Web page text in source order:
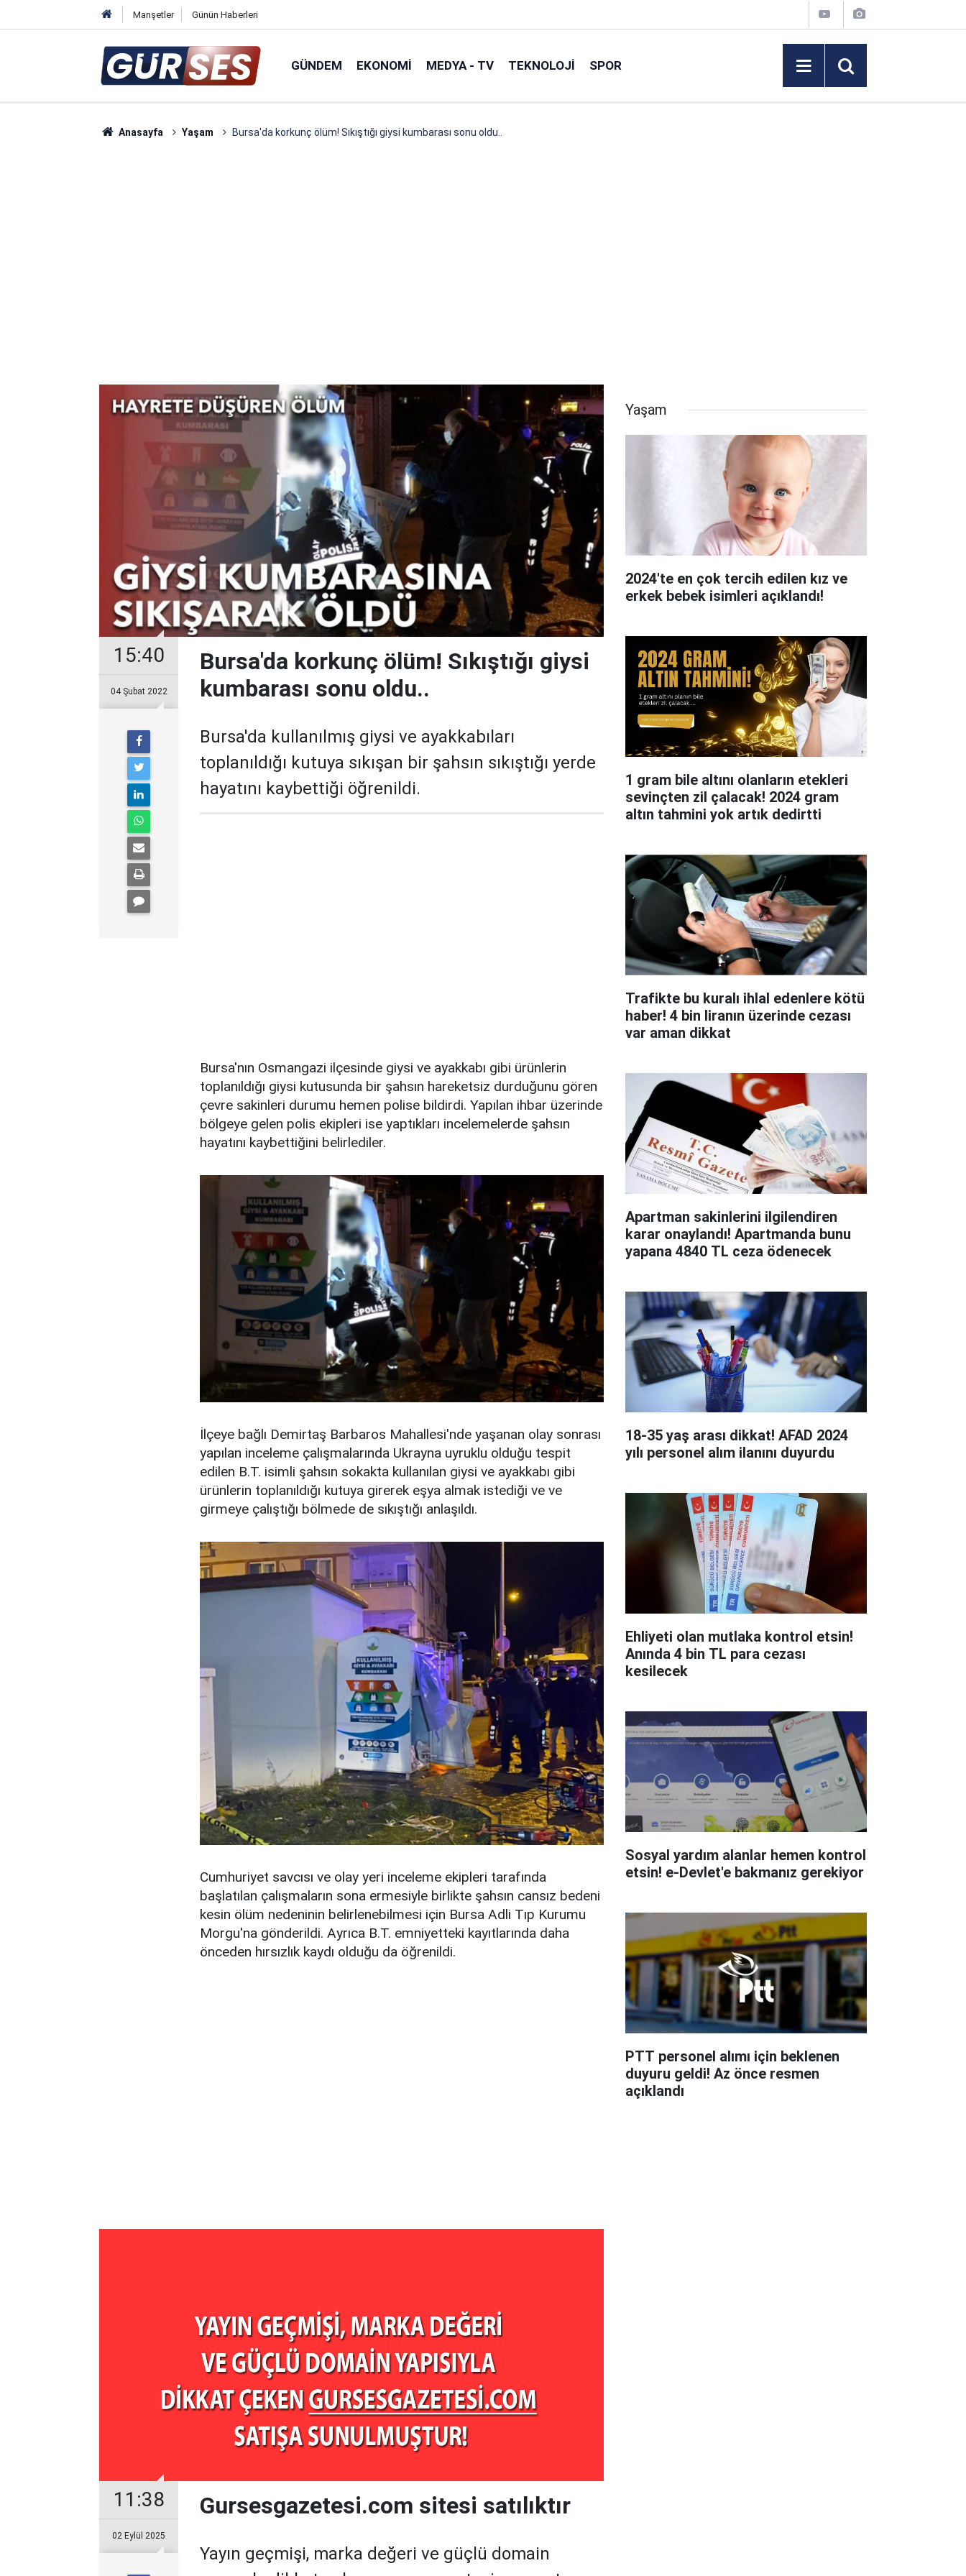
Manşetler Günün Haberleri
GÜNDEM EKONOMI MEDYA - TV TEKNOLOJI SPOR
Anasayfa Yaşam Bursa'da korkunç ölüm! Sıkıştığı giysi kumbarası sonu oldu..
15:40
04 Şubat 2022
Bursa'da korkunç ölüm! Sıkıştığı giysi
kumbarası sonu oldu..
Bursa'da kullanılmış giysi ve ayakkabıları
toplanıldığı kutuya sıkışan bir şahsın sıkıştığı yerde
hayatını kaybettiği öğrenildi.
Bursa'nın Osmangazi ilçesinde giysi ve ayakkabı gibi ürünlerin
toplanıldığı giysi kutusunda bir şahsın hareketsiz durduğunu gören
çevre sakinleri durumu hemen polise bildirdi. Yapılan ihbar üzerinde
bölgeye gelen polis ekipleri ise yaptıkları incelemelerde şahsın
hayatını kaybettiğini belirlediler.
İlçeye bağlı Demirtaş Barbaros Mahallesi'nde yaşanan olay sonrası
yapılan inceleme çalışmalarında Ukrayna uyruklu olduğu tespit
edilen B.T. isimli şahsın sokakta kullanılan giysi ve ayakkabı gibi
ürünlerin toplanıldığı kutuya girerek eşya almak istediği ve ve
girmeye çalıştığı bölmede de sıkıştığı anlaşıldı.
Cumhuriyet savcısı ve olay yeri inceleme ekipleri tarafında
başlatılan çalışmaların sona ermesiyle birlikte şahsın cansız bedeni
kesin ölüm nedeninin belirlenebilmesi için Bursa Adli Tıp Kurumu
Morgu'na gönderildi. Ayrıca B.T. emniyetteki kayıtlarında daha
önceden hırsızlık kaydı olduğu da öğrenildi.
11:38
02 Eylül 2025
Gursesgazetesi.com sitesi satılıktır
Yayın geçmişi, marka değeri ve güçlü domain
Yaşam
2024'te en çok tercih edilen kız ve
erkek bebek isimleri açıklandı!
1 gram bile altını olanların etekleri
sevinçten zil çalacak! 2024 gram
altın tahmini yok artık dedirtti
Trafikte bu kuralı ihlal edenlere kötü
haber! 4 bin liranın üzerinde cezası
var aman dikkat
Apartman sakinlerini ilgilendiren
karar onaylandı! Apartmanda bunu
yapana 4840 TL ceza ödenecek
18-35 yaş arası dikkat! AFAD 2024
yılı personel alım ilanını duyurdu
Ehliyeti olan mutlaka kontrol etsin!
Anında 4 bin TL para cezası
kesilecek
Sosyal yardım alanlar hemen kontrol
etsin! e-Devlet'e bakmanız gerekiyor
PTT personel alımı için beklenen
duyuru geldi! Az önce resmen
açıklandı